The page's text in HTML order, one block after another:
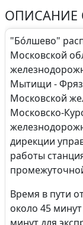
ОПИСАНИЕ
"Бо́лшево"
Московской
Мытищи -
Московской
Московско-
дирекции
работы
Время в пути
около 45